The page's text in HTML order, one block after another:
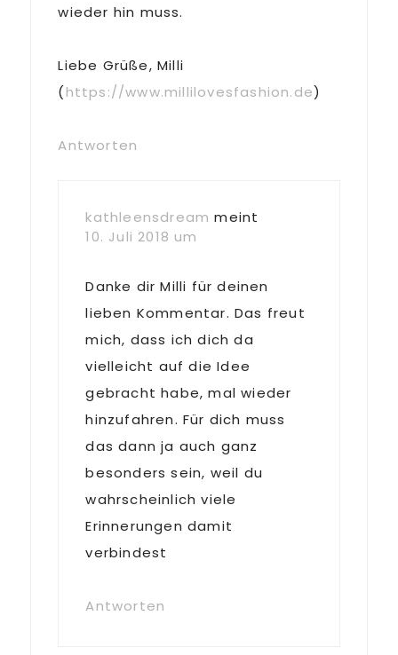
wieder hin muss.
Liebe Grüße, Milli
(https://www.millilovesfashion.de)
Antworten
kathleensdream meint
10. Juli 2018 um
Danke dir Milli für deinen
lieben Kommentar. Das freut
mich, dass ich dich da
vielleicht auf die Idee
gebracht habe, mal wieder
hinzufahren. Für dich muss
das dann ja auch ganz
besonders sein, weil du
wahrscheinlich viele
Erinnerungen damit
verbindest
Antworten